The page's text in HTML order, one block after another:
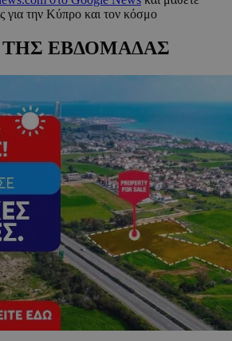
για την Κύπρο και τον κόσμο
ΤΗΣ ΕΒΔΟΜΑΔΑΣ